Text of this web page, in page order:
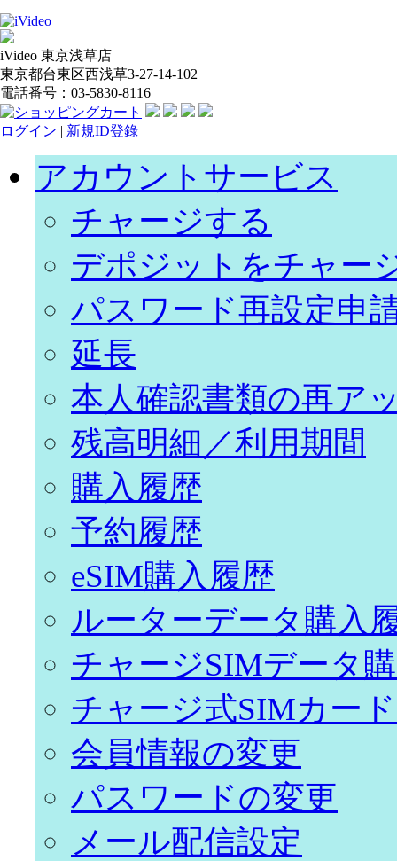
iVideo 東京浅草店
東京都台東区西浅草3-27-14-102
電話番号：03-5830-8116
ログイン | 新規ID登錄
アカウントサービス
チャージする
デポジットをチャー
パスワード再設定申
延長
本人確認書類の再ア
残高明細／利用期間
購入履歴
予約履歴
eSIM購入履歴
ルーターデータ購入
チャージSIMデータ
チャージ式SIMカー
会員情報の変更
パスワードの変更
メール配信設定